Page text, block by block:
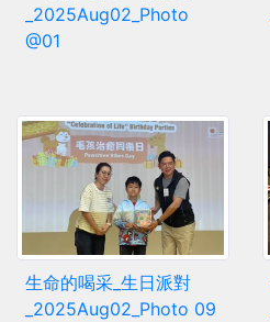
_2025Aug02_Photo
@01
生命的喝采_生日派對
_2025Aug02_Photo 09